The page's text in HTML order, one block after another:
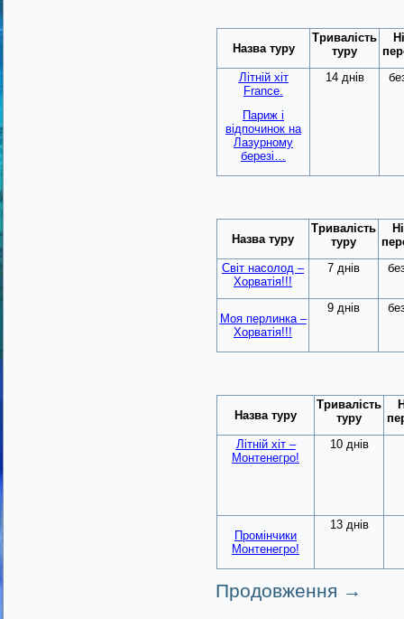
Назва туру
Тривалість
туру
Літній хіт
France.
Париж і
відпочинок на
Лазурному
березі…
14 днів
Назва туру
Тривалість
туру
Світ насолод –
Хорватія!!!
7 днів
Моя перлинка –
Хорватія!!!
9 днів
Назва туру
Тривалість
туру
Літній хіт –
Монтенегро!
10 днів
Промінчики
Монтенегро!
13 днів
Продовження →